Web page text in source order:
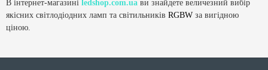
В інтернет-магазині ledshop.com.ua ви знайдете величезний вибір
якісних світлодіодних ламп та світильників RGBW за вигідною
ціною.